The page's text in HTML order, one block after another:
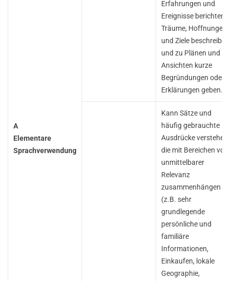
A
Elementare
Sprachverwendung
Erfahrungen und
Ereignisse berichten,
Träume, Hoffnungen
und Ziele beschreiben
und zu Plänen und
Ansichten kurze
Begründungen oder
Erklärungen geben.
Kann Sätze und
häufig gebrauchte
Ausdrücke verstehen,
die mit Bereichen von
unmittelbarer
Relevanz
zusammenhängen
(z.B. sehr
grundlegende
persönliche und
familiäre
Informationen,
Einkaufen, lokale
Geographie,